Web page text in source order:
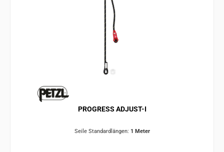
PROGRESS ADJUST-I
Seile Standardlängen: 1 Meter